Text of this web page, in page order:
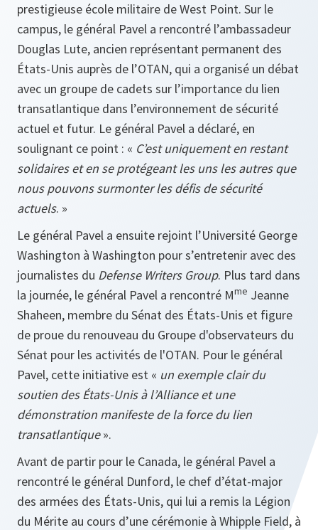
prestigieuse école militaire de West Point. Sur le
campus, le général Pavel a rencontré l’ambassadeur
Douglas Lute, ancien représentant permanent des
États-Unis auprès de l’OTAN, qui a organisé un débat
avec un groupe de cadets sur l’importance du lien
transatlantique dans l’environnement de sécurité
actuel et futur. Le général Pavel a déclaré, en
soulignant ce point : « C’est uniquement en restant
solidaires et en se protégeant les uns les autres que
nous pouvons surmonter les défis de sécurité
actuels. »
Le général Pavel a ensuite rejoint l’Université George
Washington à Washington pour s’entretenir avec des
journalistes du Defense Writers Group. Plus tard dans
la journée, le général Pavel a rencontré Mme Jeanne
Shaheen, membre du Sénat des États-Unis et figure
de proue du renouveau du Groupe d'observateurs du
Sénat pour les activités de l'OTAN. Pour le général
Pavel, cette initiative est « un exemple clair du
soutien des États-Unis à l’Alliance et une
démonstration manifeste de la force du lien
transatlantique».
Avant de partir pour le Canada, le général Pavel a
rencontré le général Dunford, le chef d’état-major
des armées des États-Unis, qui lui a remis la Légion
du Mérite au cours d’une cérémonie à Whipple Field, à